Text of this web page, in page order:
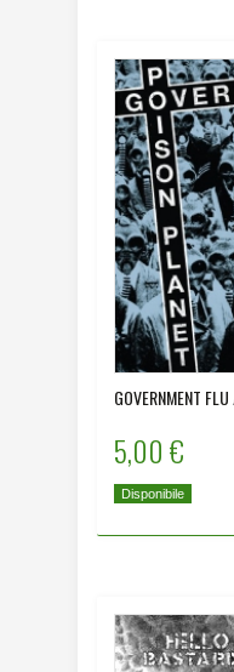
GOVERNMENT
5,00 €
Disponibile